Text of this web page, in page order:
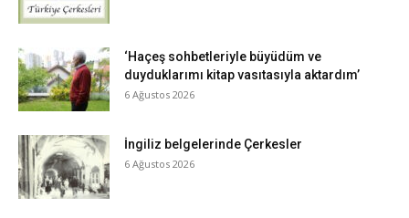
‘Haçeş sohbetleriyle büyüdüm ve
duyduklarımı kitap vasıtasıyla aktardım’
6 Ağustos 2026
İngiliz belgelerinde Çerkesler
6 Ağustos 2026